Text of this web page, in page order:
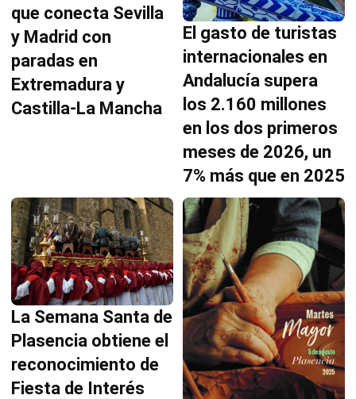
que conecta Sevilla
y Madrid con
paradas en
Extremadura y
Castilla-La Mancha
El gasto de turistas
internacionales en
Andalucía supera
los 2.160 millones
en los dos primeros
meses de 2026, un
7% más que en 2025
La Semana Santa de
Plasencia obtiene el
reconocimiento de
Fiesta de Interés